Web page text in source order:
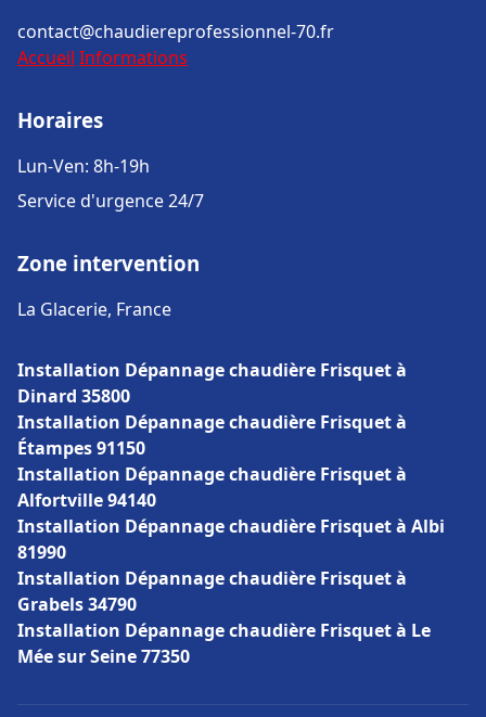
contact@chaudiereprofessionnel-70.fr
Accueil Informations
Horaires
Lun-Ven: 8h-19h
Service d'urgence 24/7
Zone intervention
La Glacerie, France
Installation Dépannage chaudière Frisquet à
Dinard 35800
Installation Dépannage chaudière Frisquet à
Étampes 91150
Installation Dépannage chaudière Frisquet à
Alfortville 94140
Installation Dépannage chaudière Frisquet à Albi
81990
Installation Dépannage chaudière Frisquet à
Grabels 34790
Installation Dépannage chaudière Frisquet à Le
Mée sur Seine 77350